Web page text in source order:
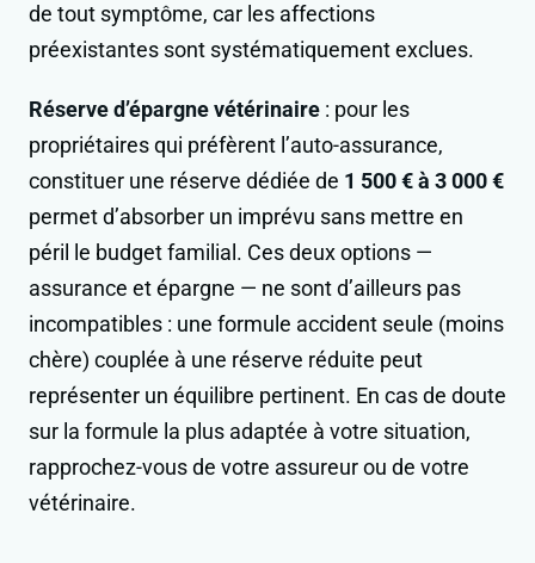
de tout symptôme, car les affections
préexistantes sont systématiquement exclues.
Réserve d’épargne vétérinaire : pour les
propriétaires qui préfèrent l’auto-assurance,
constituer une réserve dédiée de 1 500 € à 3 000 €
permet d’absorber un imprévu sans mettre en
péril le budget familial. Ces deux options —
assurance et épargne — ne sont d’ailleurs pas
incompatibles : une formule accident seule (moins
chère) couplée à une réserve réduite peut
représenter un équilibre pertinent. En cas de doute
sur la formule la plus adaptée à votre situation,
rapprochez-vous de votre assureur ou de votre
vétérinaire.